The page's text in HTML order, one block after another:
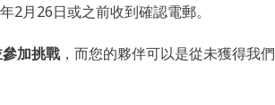
2月26日或之前收到確認電郵。
加挑戰 ，而您的夥伴可以是從未獲得我們